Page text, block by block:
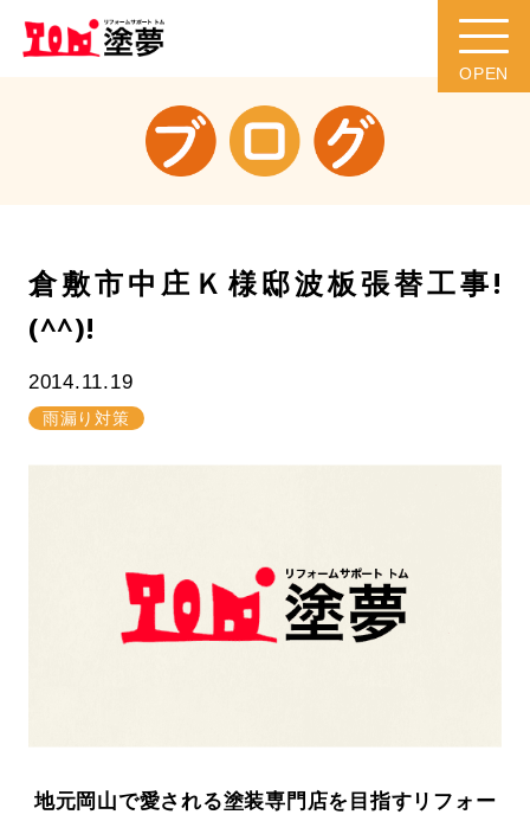
倉敷市中庄Ｋ様邸波板張替工事!
(^^)!
2014.11.19
雨漏り対策
地元岡山で愛される塗装専門店を目指すリフォー